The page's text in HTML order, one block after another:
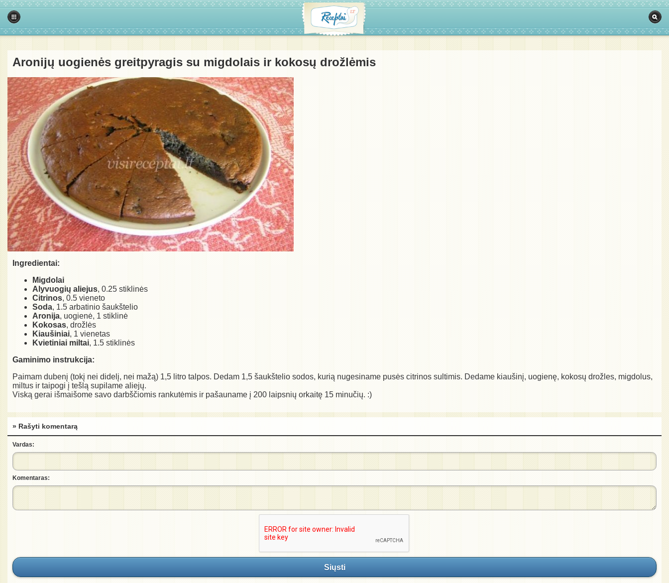
Aronijų uogienės greitpyragis su migdolais ir kokosų drožlėmis
Ingredientai:
Migdolai
Alyvuogių aliejus, 0.25 stiklinės
Citrinos, 0.5 vieneto
Soda, 1.5 arbatinio šaukštelio
Aronija, uogienė, 1 stiklinė
Kokosas, drožlės
Kiaušiniai, 1 vienetas
Kvietiniai miltai, 1.5 stiklinės
Gaminimo instrukcija:
Paimam dubenį (tokį nei didelį, nei mažą) 1,5 litro talpos. Dedam 1,5 šaukštelio sodos, kurią nugesiname pusės citrinos sultimis. Dedame kiaušinį, uogienę, kokosų drožles, migdolus,
miltus ir taipogi į tešlą supilame aliejų.
Viską gerai išmaišome savo darbščiomis rankutėmis ir pašauname į 200 laipsnių orkaitę 15 minučių. :)
» Rašyti komentarą
Vardas:
Komentaras:
Siųsti